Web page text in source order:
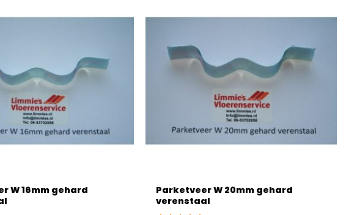
W 16mm gehard
Parketveer W 20mm gehard
verenstaal